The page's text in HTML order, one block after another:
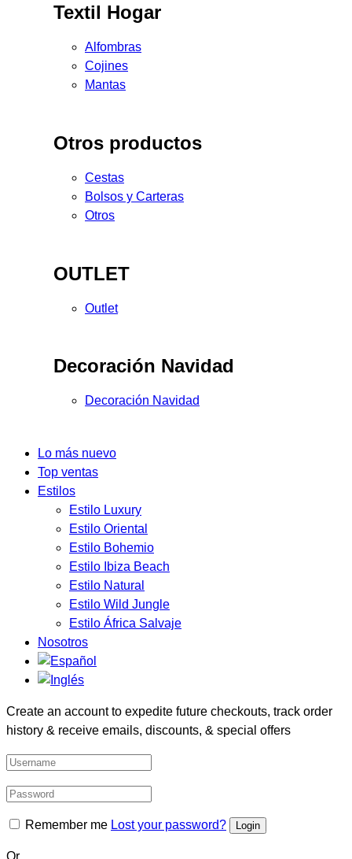
Textil Hogar
Alfombras
Cojines
Mantas
Otros productos
Cestas
Bolsos y Carteras
Otros
OUTLET
Outlet
Decoración Navidad
Decoración Navidad
Lo más nuevo
Top ventas
Estilos
Estilo Luxury
Estilo Oriental
Estilo Bohemio
Estilo Ibiza Beach
Estilo Natural
Estilo Wild Jungle
Estilo África Salvaje
Nosotros
Create an account to expedite future checkouts, track order
history & receive emails, discounts, & special offers
Remember me Lost your password?